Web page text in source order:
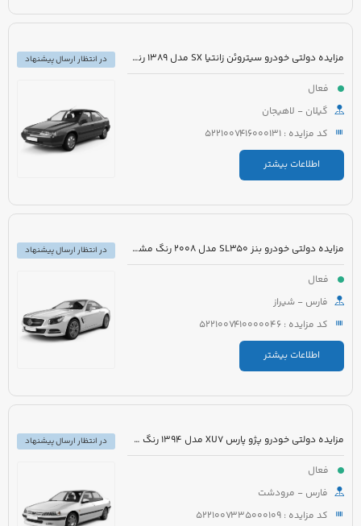
مزایده دولتی خودرو سیتروئن زانتیا SX مدل 1389 رنگ نقره ای
فعال
گیلان - لاهیجان
کد مزایده : 5221007416000131
اطلاعات بیشتر
در انتظار ارسال پیشنهاد
مزایده دولتی خودرو بنز SL350 مدل 2008 رنگ مشکی روغنی
فعال
فارس - شیراز
کد مزایده : 5221007410000046
اطلاعات بیشتر
در انتظار ارسال پیشنهاد
مزایده دولتی خودرو پژو پارس XU7 مدل 1394 رنگ سفید روغنی
فعال
فارس - مرودشت
کد مزایده : 5221007335000109
در انتظار ارسال پیشنهاد